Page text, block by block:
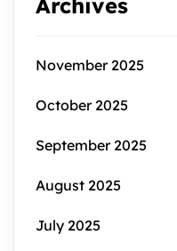
Archives
November 2025
October 2025
September 2025
August 2025
July 2025